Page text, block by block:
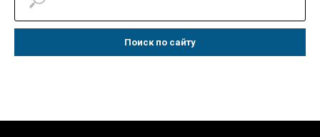
Поиск по сайту